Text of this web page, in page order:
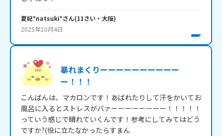
夏妃*natsuki*さん(11さい・ 大阪)
2025年10月4日
暴れまくりーーーーーーーーーー
ー！！！
こんばんは、マカロンです！あばれたりして汗をかいてお
風呂に入るとストレスがバァーーーーーーーー！！！！！
っていう感じで晴れていくんです！参考にしてみてはどう
ですか?(役に立たなかったらすまん